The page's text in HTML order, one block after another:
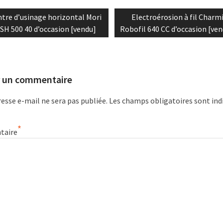
d’usinage horizontal Mori
500 40 d’occasion [vendu]
Next
post:
Electroérosion à fil
Robofil 640 CC d’occasion
un commentaire
e-mail ne sera pas publiée. Les champs obligatoires sont
*